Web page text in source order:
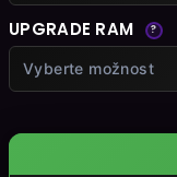
UPGRADE RAM ?
Vyberte možnost